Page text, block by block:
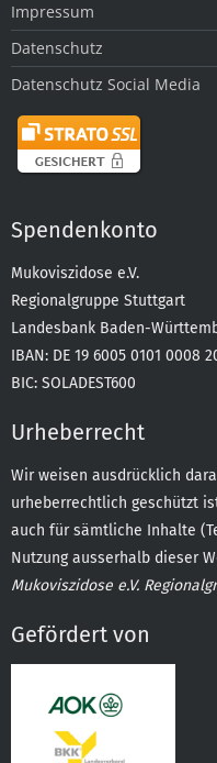
Impressum
Datenschutz
Datenschutz Social Media
Spendenkonto
Mukoviszidose e.V.
Regionalgruppe Stuttgart
Landesbank Baden-
IBAN: DE 19 6005 0101 0008
BIC: SOLADEST600
Urheberrecht
Wir weisen ausdrücklich
urheberrechtlich geschützt
auch für sämtliche Inhalte
Nutzung ausserhalb dieser
Mukoviszidose e.V.
Gefördert von